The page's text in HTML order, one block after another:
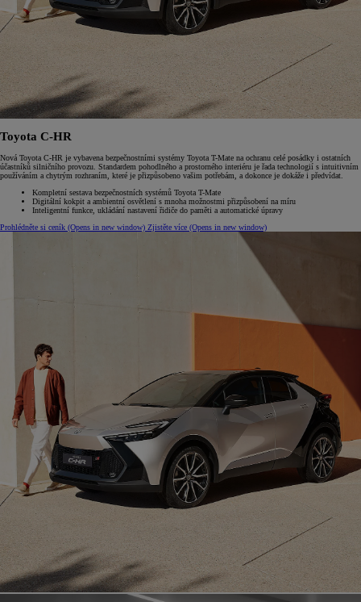
Toyota C-HR
Nová Toyota C-HR je vybavena bezpečnostními systémy Toyota T-Mate na ochranu celé posádky i ostatních
účastníků silničního provozu. Standardem pohodlného a prostorného interiéru je řada technologií s intuitivním
používáním a chytrým rozhraním, které je přizpůsobeno vašim potřebám, a dokonce je dokáže i předvídat.
Kompletní sestava bezpečnostních systémů Toyota T-Mate
Digitální kokpit a ambientní osvětlení s mnoha možnostmi přizpůsobení na míru
Inteligentní funkce, ukládání nastavení řidiče do paměti a automatické úpravy
Prohlédněte si ceník (Opens in new window) Zjistěte více (Opens in new window)